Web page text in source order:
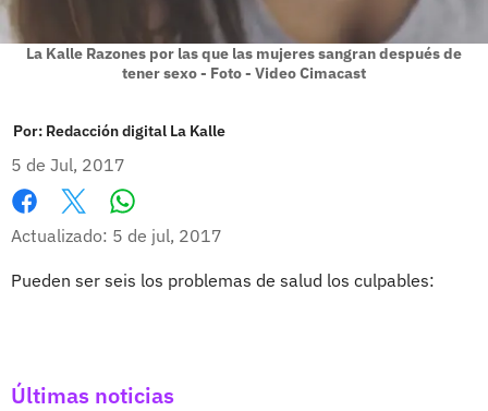
La Kalle Razones por las que las mujeres sangran después de
tener sexo - Foto - Video Cimacast
Por: Redacción digital La Kalle
5 de Jul, 2017
Facebook
X
Actualizado: 5 de jul, 2017
Pueden ser seis los problemas de salud los culpables:
Últimas noticias